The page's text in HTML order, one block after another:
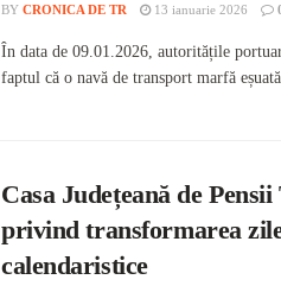
BY CRONICA DE TR 13 ianuarie 2026
În data de 09.01.2026, autoritățile
faptul că o navă de transport marfă eșuată
Casa Județeană de
privind transformarea
calendaristice